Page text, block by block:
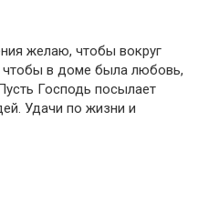
желаю, чтобы вокруг
чтобы в доме была любовь,
Господь посылает
Удачи по жизни и